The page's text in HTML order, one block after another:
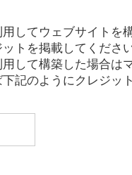
してウェブサイトを
トを掲載してください
して構築した場合は
記のようにクレジッ